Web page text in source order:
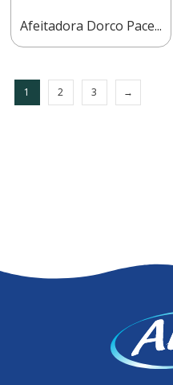
Afeitadora Dorco Pace...
1 2 3 →